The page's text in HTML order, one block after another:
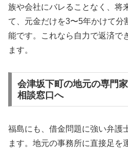
族や会社にバレることなく、将
て、元金だけを3〜5年かけて分
能です。これなら自力で返済で
ます。
会津坂下町の地元の専門
相談窓口へ
福島にも、借金問題に強い弁護
ます。地元の事務所に直接足を